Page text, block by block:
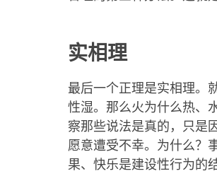
实相理
最后一个正理是实相理。
性湿。那么火为什么热、
察那些说法是真的，只是
愿意遭受不幸。为什么？
果、快乐是建设性行为的